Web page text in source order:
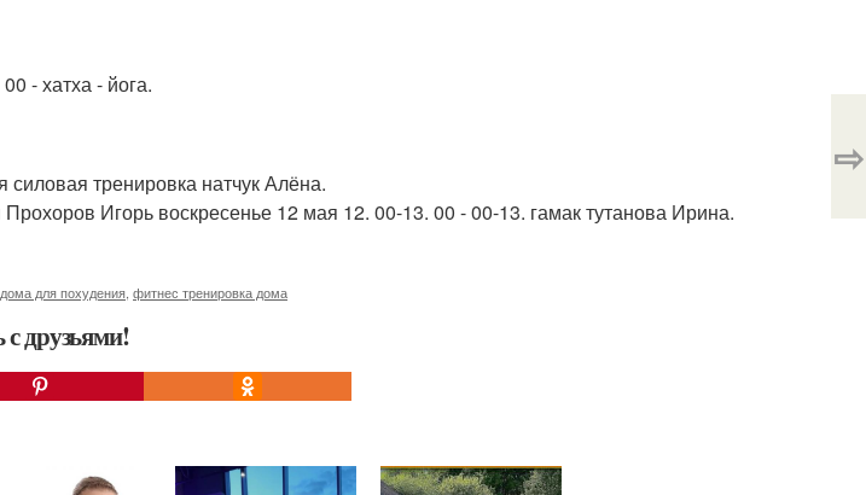
- хатха - йога.
тренировка натчук Алёна.
Игорь воскресенье 12 мая 12. 00-13. 00 - 00-13. гамак тутанова Ирина.
для похудения фитнес тренировка дома
друзьями!
⇨